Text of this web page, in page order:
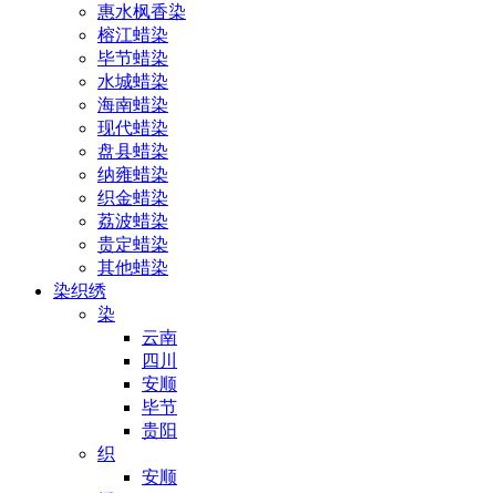
惠水枫香染
榕江蜡染
毕节蜡染
水城蜡染
海南蜡染
现代蜡染
盘县蜡染
纳雍蜡染
织金蜡染
荔波蜡染
贵定蜡染
其他蜡染
染织绣
染
云南
四川
安顺
毕节
贵阳
织
安顺